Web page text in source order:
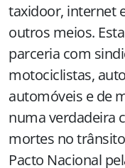
taxidoor, internet
outros meios.
parceria com
motociclistas,
automóveis e de
numa verdadeira
mortes no
Pacto Nacional